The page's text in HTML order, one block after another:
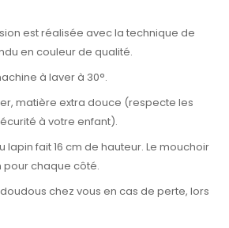
est réalisée avec la technique de
en couleur de qualité.
à laver à 30°.
matière extra douce (respecte les
à votre enfant).
lapin fait 16 cm de hauteur. Le mouchoir
pour chaque côté.
chez vous en cas de perte, lors